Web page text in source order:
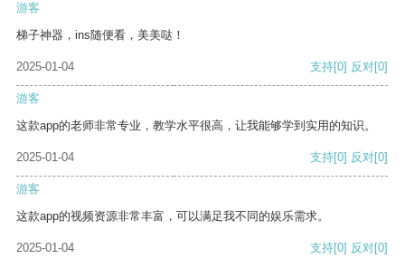
游客
梯子神器，ins随便看，美美哒！
2025-01-04 支持[0] 反对[0]
游客
这款app的老师非常专业，教学水平很高，让我能够学到实用的知识。
2025-01-04 支持[0] 反对[0]
游客
这款app的视频资源非常丰富，可以满足我不同的娱乐需求。
2025-01-04 支持[0] 反对[0]